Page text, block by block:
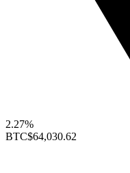
2.27%
BTC$64,030.62